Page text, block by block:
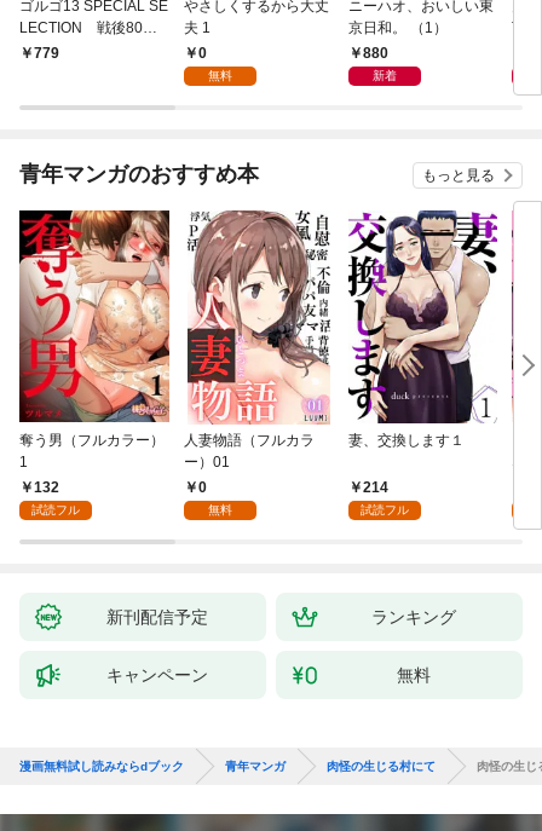
ゴルゴ13 SPECIAL SE
LECTION 戦後80年
の光と陰
779
やさしくするから大丈
夫 1
0
無料
ニーハオ、おいしい東
京日和。 （1）
880
新着
TY
青年マンガのおすすめ本 もっと見る
奪う男（フルカラー）
1
132
試読フル
人妻物語（フルカラ
ー）01
0
無料
妻、交換します１
214
試読フル
な
新刊配信予定 ランキング
キャンペーン 無料
漫画無料試し読みならdブック 青年マンガ 肉怪の生じる村にて 肉怪の生じ